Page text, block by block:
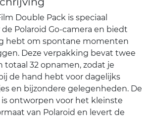
Double Pack is speciaal
Polaroid Go-camera en biedt
hebt om spontane momenten
Deze verpakking bevat twee
32 opnamen, zodat je
de hand hebt voor dagelijks
en bijzondere gelegenheden. De
is ontworpen voor het kleinste
van Polaroid en levert de